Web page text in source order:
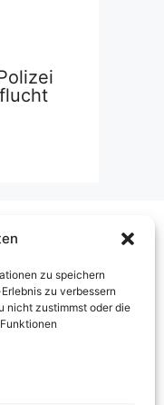
zu speichern
zu verbessern
nicht zustimmst oder die